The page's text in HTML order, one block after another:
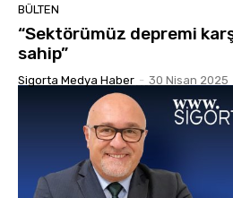
BÜLTEN
“Sektörümüz depremi
sahip”
Sigorta Medya Haber - 30 Nisan 2025